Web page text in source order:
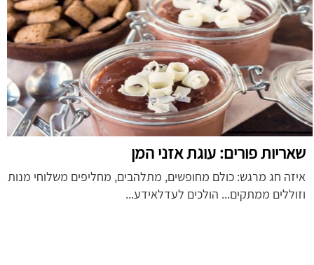
שאריות פורים: עוגת אזני המן
איזה חג מרגש: כולם מחופשים, מתלהבים, מחליפים משלוחי מנות
וזוללים ממתקים... הולכים לעדלאידע...